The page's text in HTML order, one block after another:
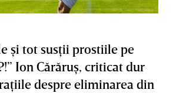
şi tot susţii prostiile pe
Ion Cărăruş, criticat dur
despre eliminarea din